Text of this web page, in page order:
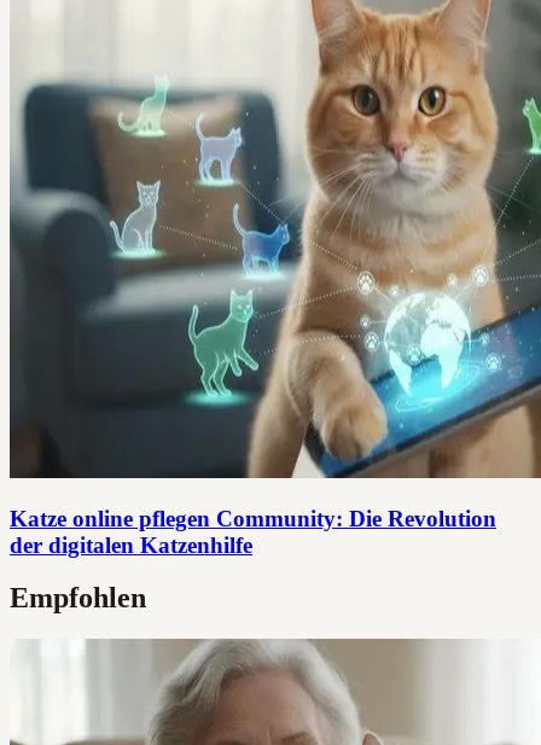
Katze online pflegen Community: Die Revolution
der digitalen Katzenhilfe
Empfohlen